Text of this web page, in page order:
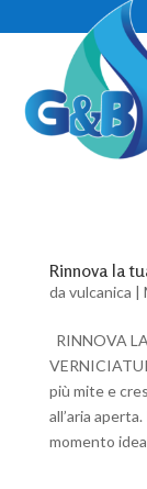
Rinnova la
da vulcanica |
RINNOVA
più mite e
all’aria
momento